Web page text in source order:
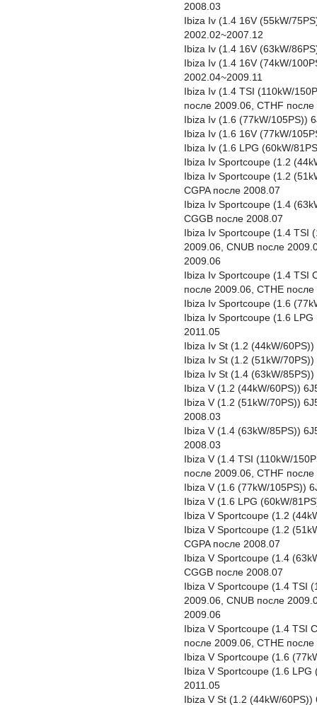
2008.03
Ibiza Iv (1.4 16V (55kW/
2002.02~2007.12
Ibiza Iv (1.4 16V (63kW/
Ibiza Iv (1.4 16V (74kW/
2002.04~2009.11
Ibiza Iv (1.4 TSI (110kW/
после 2009.06, CTHF
Ibiza Iv (1.6 (77kW/105PS))
Ibiza Iv (1.6 16V (77kW/
Ibiza Iv (1.6 LPG (60kW/
Ibiza Iv Sportcoupe (1.2
Ibiza Iv Sportcoupe (1.2
CGPA после 2008.07
Ibiza Iv Sportcoupe (1.4
CGGB после 2008.07
Ibiza Iv Sportcoupe (1.4 TSI
2009.06, CNUB после
2009.06
Ibiza Iv Sportcoupe (1.4 TSI
после 2009.06, CTHE
Ibiza Iv Sportcoupe (1.6
Ibiza Iv Sportcoupe (1.6
2011.05
Ibiza Iv St (1.2 (44kW/
Ibiza Iv St (1.2 (51kW/
Ibiza Iv St (1.4 (63kW/
Ibiza V (1.2 (44kW/60PS))
Ibiza V (1.2 (51kW/70PS))
2008.03
Ibiza V (1.4 (63kW/85PS))
2008.03
Ibiza V (1.4 TSI (110kW/
после 2009.06, CTHF
Ibiza V (1.6 (77kW/105PS))
Ibiza V (1.6 LPG (60kW/
Ibiza V Sportcoupe (1.2
Ibiza V Sportcoupe (1.2
CGPA после 2008.07
Ibiza V Sportcoupe (1.4
CGGB после 2008.07
Ibiza V Sportcoupe (1.4 TSI
2009.06, CNUB после
2009.06
Ibiza V Sportcoupe (1.4 TSI
после 2009.06, CTHE
Ibiza V Sportcoupe (1.6
Ibiza V Sportcoupe (1.6 LPG
2011.05
Ibiza V St (1.2 (44kW/